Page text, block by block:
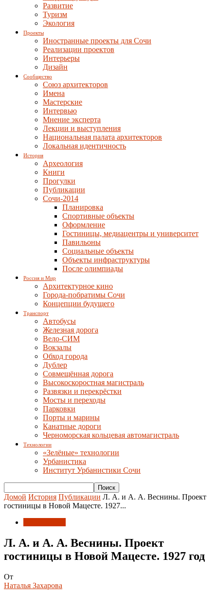
Развитие
Туризм
Экология
Проекты
Иностранные проекты для Сочи
Реализации проектов
Интерьеры
Дизайн
Сообщество
Союз архитекторов
Имена
Мастерские
Интервью
Мнение эксперта
Лекции и выступления
Национальная палата архитекторов
Локальная идентичность
История
Археология
Книги
Прогулки
Публикации
Сочи-2014
Планировка
Спортивные объекты
Оформление
Гостиницы, медиацентры и университет
Павильоны
Социальные объекты
Объекты инфраструктуры
После олимпиады
Россия и Мир
Архитектурное кино
Города-побратимы Сочи
Концепции будущего
Транспорт
Автобусы
Железная дорога
Вело-СИМ
Вокзалы
Обход города
Дублер
Совмещённая дорога
Высокоскоростная магистраль
Развязки и перекрёстки
Мосты и переходы
Парковки
Порты и марины
Канатные дороги
Черноморская кольцевая автомагистраль
Технологии
«Зелёные» технологии
Урбанистика
Институт Урбанистики Сочи
Домой История Публикации Л. А. и А. А. Веснины. Проект
гостиницы в Новой Мацесте. 1927...
Л. А. и А. А. Веснины. Проект
гостиницы в Новой Мацесте. 1927 год
От
Наталья Захарова